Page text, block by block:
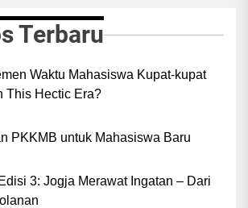
Terbaru
Waktu Mahasiswa Kupat-kupat
This Hectic Era?
PKKMB untuk Mahasiswa Baru
3: Jogja Merawat Ingatan – Dari